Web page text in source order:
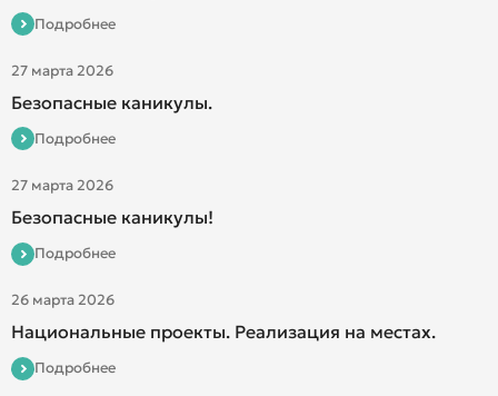
Подробнее
27 марта 2026
Безопасные каникулы.
Подробнее
27 марта 2026
Безопасные каникулы!
Подробнее
26 марта 2026
Национальные проекты. Реализация на местах.
Подробнее